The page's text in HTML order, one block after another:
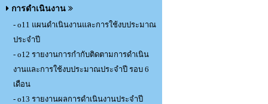
การดำเนินงาน
- o11 แผนดำเนินงานและการใช้งบประมาณ
ประจำปี
- o12 รายงานการกำกับติดตามการดำเนิน
งานและการใช้งบประมาณประจำปี รอบ 6
เดือน
- o13 รายงานผลการดำเนินงานประจำปี